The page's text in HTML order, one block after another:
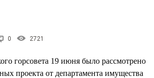
0 2721
горсовета 19 июня было рассмотрено
проекта от департамента имущества